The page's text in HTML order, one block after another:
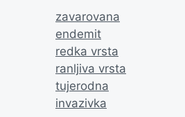
zavarovana
endemit
redka vrsta
ranljiva vrsta
tujerodna
invazivka